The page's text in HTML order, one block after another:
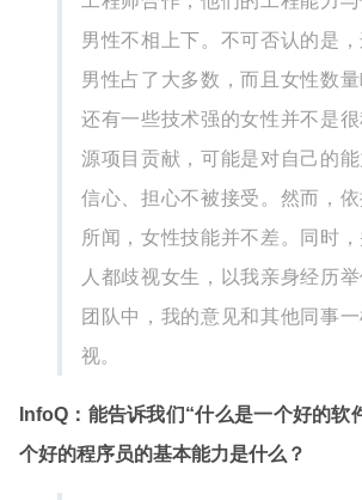
男性不相上下。不可否认的是
男性占了大多数，而且女性数量
还有一些技术强的女性并不是
源项目贡献，可能是对自己的
信心、担心不被接受。然而，
所闻，女性技能并不差。同时
人都歧视女生，以我亲身经历
团队中，我的意见和其他同事
视。
InfoQ：能告诉我们“什么是一个好的软
个好的程序员的基本能力是什么？